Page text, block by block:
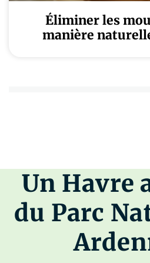
Éliminer les
manière
Un Havre
du Parc